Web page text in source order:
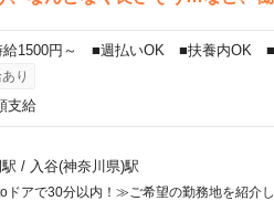
給1500円～ ■週払いOK ■扶養内OK ■
り
支給
/ 入谷(神奈川県)駅
アで30分以内！≫ご希望の勤務地を紹介し